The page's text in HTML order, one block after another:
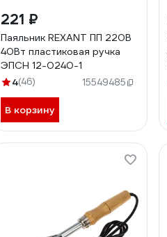
221 ₽
Паяльник REXANT ПП 220В
40Вт пластиковая ручка
ЭПСН 12-0240-1
4(46) 15549485
В корзину